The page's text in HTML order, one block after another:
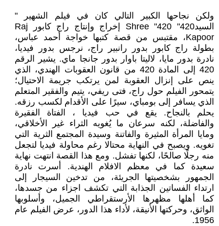
ولكن نجاحها الكبير التالي كان في فيلم الشهير "
السيد420" Shree "420 إخراج وإنتاج راج كابور Raj
Kapoor، مقتبس من قصة كتبها خواجة أحمد عباس،
بطولة راج كابور بدور رانبير راج، نرجس بدور فيديا،
نادرة بدور مايا، لاليتا باوار بدور جانجا ماي. يشير الرقم
420 إلى المادة 420 من قانون العقوبات الهندي، الذي
ينص على إنزال العقوبة لمن يرتكب جريمة الاحتيال؛
يتمحور الفيلم حول راج، فتى ريفي، يتيم والفقير المتعلم
الذي يسافر إلى بومباي، سيرًا على الأقدام لكسب رزقه.
يحلم بالنجاح. يقع في حب فيديا ، الفتاة الفقيرة
والفاضلة، لكنه سرعان ما يُغويه الثراء غير الأخلاقي،
ومايا المرأة المثيرة والفاتنة وسيدة المجتمع الثرية التي
تغويه. ويصبح في النهاية محتالا رغم محاولة فيديا لتجعل
منه رجلًا صالحًا، لكنها تفشل. ومع هذا القصة انتهت نهاية
سعيدة كما في معظم الافلام الهندية. أسرت نادرة
الجمهور بشخصيتها الجريئة، من تدخين السيجار إلى
ارتداء الفساتين الجذابة التي تكشف اجزاء من جسدها،
كما أهلها مظهرها الأرستقراطي الجميل، وأسلوبها
الواثق، وحركتها الأنيقة، لأداء هذا الدور، عرض الفيلم عام
1956.